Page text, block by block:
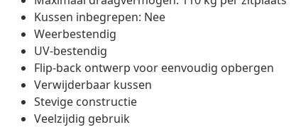
Kussen inbegrepen: Nee
Weerbestendig
UV-bestendig
Flip-back ontwerp voor eenvoudig opbergen
Verwijderbaar kussen
Stevige constructie
Veelzijdig gebruik